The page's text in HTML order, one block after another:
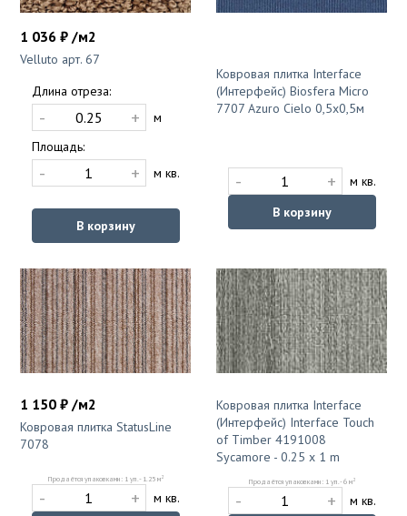
1 036 ₽ /м2
Velluto арт. 67
Длина отреза:
- +
м
Площадь:
- + м кв.
В корзину
Ковровая плитка Interface
(Интерфейс) Biosfera Micro
7707 Azuro Cielo 0,5x0,5м
- +
м кв.
В корзину
1 150 ₽ /м2
Ковровая плитка StatusLine
7078
Продаётся упаковками: 1 уп. - 1.25 м2
- +
м кв.
Ковровая плитка Interface
(Интерфейс) Interface Touch
of Timber 4191008
Sycamore - 0.25 x 1 m
Продаётся упаковками: 1 уп. - 6 м2
- +
м кв.